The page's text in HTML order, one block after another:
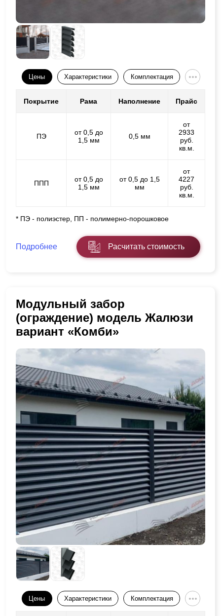
Цены Характеристики Комплектация
Покрытие Рама Наполнение Прайс
ПЭ
от 0,5 до
1,5 мм
0,5 мм
от
2933
руб.
кв.м.
ППП
от 0,5 до
1,5 мм
от 0,5 до 1,5
мм
от
4227
руб.
кв.м.
* ПЭ - полиэстер, ПП - полимерно-порошковое
Подробнее Расчитать стоимость
Модульный забор
(ограждение) модель Жалюзи
вариант «Комби»
Цены Характеристики Комплектация